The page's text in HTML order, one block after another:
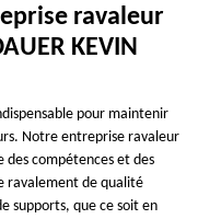
ravaleur
KEVIN
pour maintenir
Notre entreprise ravaleur
des compétences et des
ravalement de qualité
supports, que ce soit en